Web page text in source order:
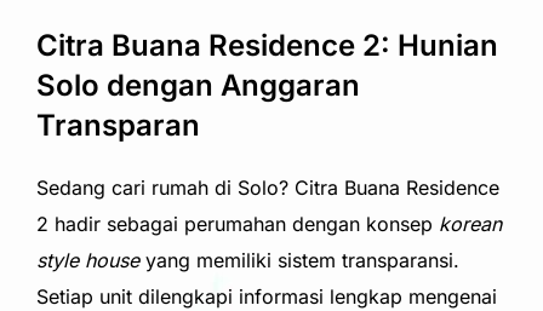
Citra Buana Residence 2: Hunian
Solo dengan Anggaran
Transparan
Sedang cari rumah di Solo? Citra Buana Residence
2 hadir sebagai perumahan dengan konsep korean
style house yang memiliki sistem transparansi.
Setiap unit dilengkapi informasi lengkap mengenai